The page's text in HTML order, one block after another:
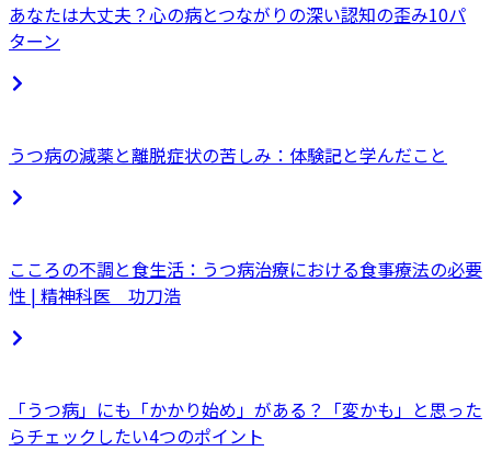
あなたは大丈夫？心の病とつながりの深い認知の歪み10パ
ターン
うつ病の減薬と離脱症状の苦しみ：体験記と学んだこと
こころの不調と食生活：うつ病治療における食事療法の必要
性 | 精神科医 功刀浩
「うつ病」にも「かかり始め」がある？「変かも」と思った
らチェックしたい4つのポイント